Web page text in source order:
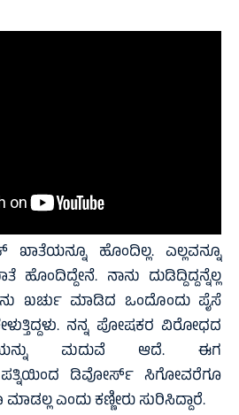
ಖಾತೆಯನ್ನೂ ಹೊಂದಿಲ್ಲ. ಎಲ್ಲವನ್ನೂ
ನಾನು ದುಡಿದ್ದಿದ್ದನ್ನೆಲ್ಲ
ಖರ್ಚು ಮಾಡಿದ ಒಂದೊಂದು ಪೈಸೆ
ನನ್ನ ಪೋಷಕರ ವಿರೋಧದ
ಮದುವೆ ಆದೆ. ಈಗ
ಪತ್ನಿಯಿಂದ ಡಿವೋರ್ಸ್ ಸಿಗೋವರೆಗೂ
ಎಂದು ಕಣ್ಣೀರು ಸುರಿಸಿದ್ದಾರೆ.